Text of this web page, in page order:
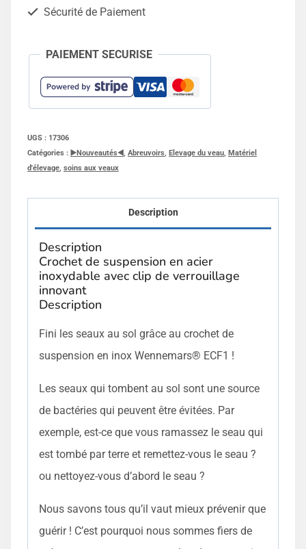
Sécurité de Paiement
PAIEMENT SECURISE
UGS : 17306
Catégories : ▶️Nouveautés◀️ Abreuvoirs Elevage du veau Matériel
d'élevage soins aux veaux
Description
Description
Crochet de suspension en acier
inoxydable avec clip de verrouillage
innovant
Description
Fini les seaux au sol grâce au crochet de
suspension en inox Wennemars® ECF1 !
Les seaux qui tombent au sol sont une source
de bactéries qui peuvent être évitées. Par
exemple, est-ce que vous ramassez le seau qui
est tombé par terre et remettez-vous le seau ?
ou nettoyez-vous d’abord le seau ?
Nous savons tous qu’il vaut mieux prévenir que
guérir ! C’est pourquoi nous sommes fiers de